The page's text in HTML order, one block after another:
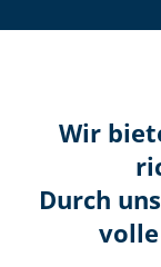
Wir
Durch